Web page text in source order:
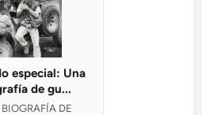
especial: Una
de gu...
DE